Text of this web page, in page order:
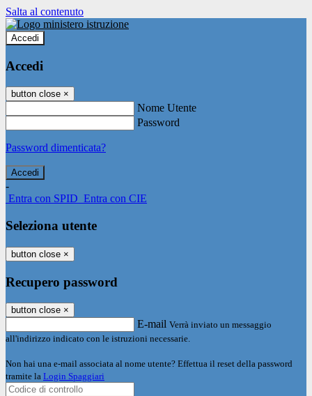
Salta al contenuto
Accedi
Accedi
button close ×
Nome Utente
Password
Password dimenticata?
-
Entra con SPID Entra con CIE
Seleziona utente
button close ×
Recupero password
button close ×
E-mail Verrà inviato un messaggio
all'indirizzo indicato con le istruzioni necessarie.
Non hai una e-mail associata al nome utente? Effettua il reset della password
tramite la Login Spaggiari